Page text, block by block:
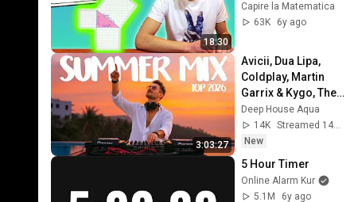
18:30
Seconda Media
[Tutorial per
Capire la Matematica
63K
6y ago
3:03:27
Avicii, Dua Lipa,
Coldplay, Martin
Garrix & Kygo, The
Chainsmokers
Style - SUMMER
DEEP HOUSE Mix
Deep House Aqua
14K
Streamed 14h ago
New
5 Hour Timer
Online Alarm Kur
5.1M
6y ago